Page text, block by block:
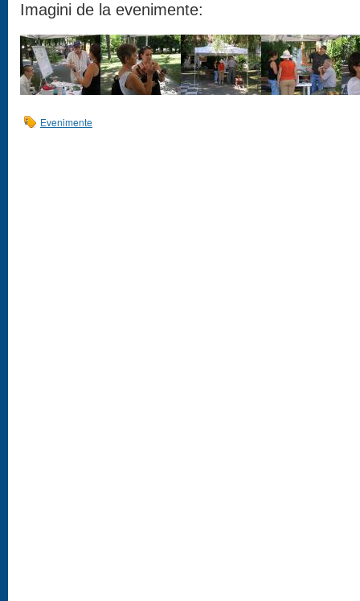
Imagini de la evenimente:
Evenimente